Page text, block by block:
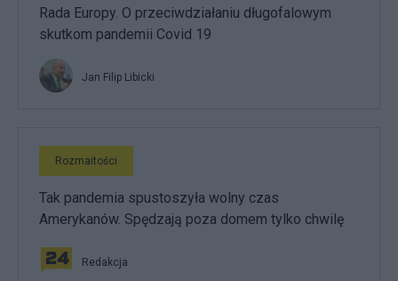
Rada Europy. O przeciwdziałaniu długofalowym
skutkom pandemii Covid 19
Jan Filip Libicki
Rozmaitości
Tak pandemia spustoszyła wolny czas
Amerykanów. Spędzają poza domem tylko chwilę
Redakcja